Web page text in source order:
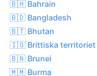
🇧🇭 Bahrain
🇧🇩 Bangladesh
🇧🇹 Bhutan
🇮🇴 Brittiska territoriet
🇧🇳 Brunei
🇲🇲 Burma